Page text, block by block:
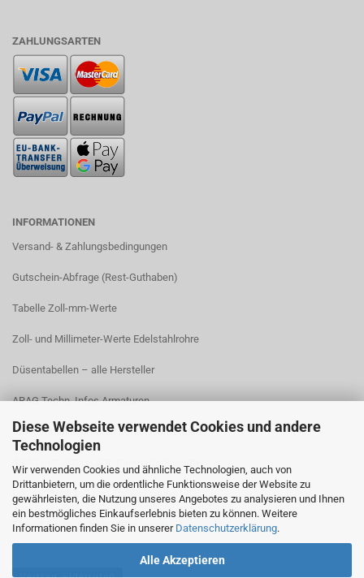
Diese Webseite verwendet Cookies und andere
Technologien
Wir verwenden Cookies und ähnliche Technologien, auch von
Drittanbietern, um die ordentliche Funktionsweise der Website zu
gewährleisten, die Nutzung unseres Angebotes zu analysieren und Ihnen
ein bestmögliches Einkaufserlebnis bieten zu können. Weitere
Informationen finden Sie in unserer Datenschutzerklärung.
Alle Akzeptieren
ZAHLUNGSARTEN
INFORMATIONEN
Versand- & Zahlungsbedingungen​
Gutschein-Abfrage (Rest-Guthaben)
Tabelle Zoll-mm-Werte
Zoll- und Millimeter-Werte Edelstahlrohre
Düsentabellen – alle Hersteller
ARAG Techn. Infos Armaturen
ARAG Installation Gleichdruck-Armaturen
ARAG Installation Armaturen Sprühgeräte
Lechler Behälter- und Tankreinigung
TeeJet Technische Informationen